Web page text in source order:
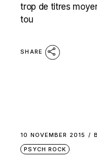
trop de titres
tou
SHARE
10 NOVEMBER 2015
PSYCH ROCK